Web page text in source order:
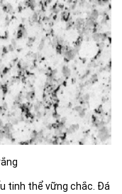
tinh thể vững chắc. Đá